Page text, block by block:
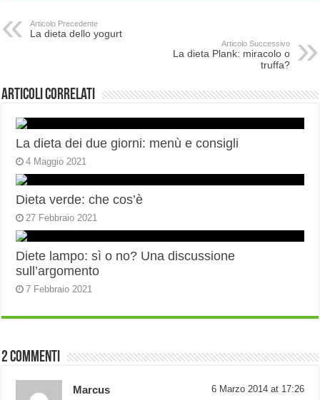
Articolo Precedente
La dieta dello yogurt
Articolo Successivo
La dieta Plank: miracolo o
truffa?
Articoli correlati
La dieta dei due giorni: menù e consigli
4 Maggio 2021
Dieta verde: che cos’è
27 Febbraio 2021
Diete lampo: sì o no? Una discussione
sull’argomento
7 Febbraio 2021
2 commenti
Marcus 6 Marzo 2014 at 17:26